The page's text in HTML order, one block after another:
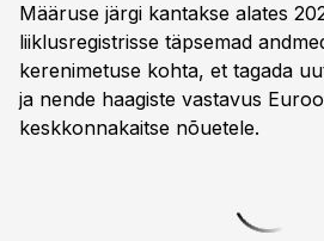
Määruse järgi kantakse alates
liiklusregistrisse täpsemad
kerenimetuse kohta, et tagada
ja nende haagiste vastavus
keskkonnakaitse nõuetele.